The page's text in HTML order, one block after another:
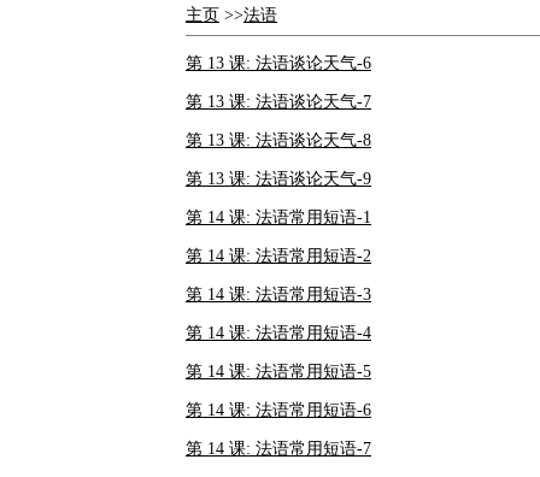
主页 >>法语
第 13 课: 法语谈论天气-6
第 13 课: 法语谈论天气-7
第 13 课: 法语谈论天气-8
第 13 课: 法语谈论天气-9
第 14 课: 法语常用短语-1
第 14 课: 法语常用短语-2
第 14 课: 法语常用短语-3
第 14 课: 法语常用短语-4
第 14 课: 法语常用短语-5
第 14 课: 法语常用短语-6
第 14 课: 法语常用短语-7